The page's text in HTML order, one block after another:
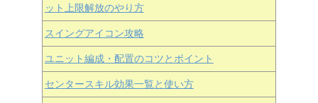
ット上限解放のやり方
スイングアイコン攻略
ユニット編成・配置のコツとポイント
センタースキル効果一覧と使い方